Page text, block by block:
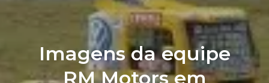
Imagens da equipe
RM Motors em